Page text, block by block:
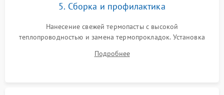
5. Сборка и профилактика
Нанесение свежей термопасты с высокой
теплопроводностью и замена термопрокладок. Установка
шлейфов, модулей памяти и накопителей. Предварительная
Подробнее